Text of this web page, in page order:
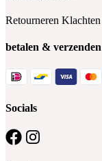
Retourneren Klachten
betalen & verzenden
Socials